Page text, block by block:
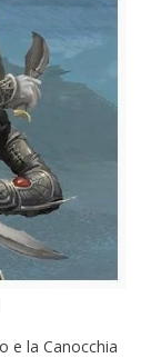
e la Canocchia